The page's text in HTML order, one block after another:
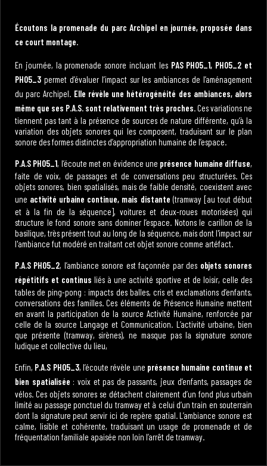
Écoutons la promenade du parc Archipel en journée, proposée dans
ce court montage.
En journée, la promenade sonore incluant les PAS PH05_1, PH05_2 et
PH05_3 permet d’évaluer l’impact sur les ambiances de l’aménagement
du parc Archipel. Elle révèle une hétérogénéité des ambiances, alors
même que ses P.A.S. sont relativement très proches. Ces variations ne
tiennent pas tant à la présence de sources de nature différente, qu’à la
variation des objets sonores qui les composent, traduisant sur le plan
sonore des formes distinctes d’appropriation humaine de l’espace.
P.A.S PH05_1, l’écoute met en évidence une présence humaine diffuse,
faite de voix, de passages et de conversations peu structurées. Ces
objets sonores, bien spatialisés, mais de faible densité, coexistent avec
une activité urbaine continue, mais distante (tramway [au tout début
et à la fin de la séquence], voitures et deux-roues motorisées) qui
structure le fond sonore sans dominer l’espace. Notons le carillon de la
basilique, très présent tout au long de la séquence, mais dont l'impact sur
l'ambiance fut modéré en traitant cet objet sonore comme artéfact.
P.A.S PH05_2, l’ambiance sonore est façonnée par des objets sonores
répétitifs et continus liés à une activité sportive et de loisir, celle des
tables de ping-pong : impacts des balles, cris et exclamations d’enfants,
conversations des familles. Ces éléments de Présence Humaine mettent
en avant la participation de la source Activité Humaine, renforcée par
celle de la source Langage et Communication. L’activité urbaine, bien
que présente (tramway, sirènes), ne masque pas la signature sonore
ludique et collective du lieu,
Enfin, P.A.S PH05_3, l’écoute révèle une présence humaine continue et
bien spatialisée : voix et pas de passants, jeux d’enfants, passages de
vélos. Ces objets sonores se détachent clairement d’un fond plus urbain
limité au passage ponctuel du tramway et à celui d’un train en souterrain
dont la signature peut servir ici de repère spatial. L’ambiance sonore est
calme, lisible et cohérente, traduisant un usage de promenade et de
fréquentation familiale apaisée non loin l’arrêt de tramway.